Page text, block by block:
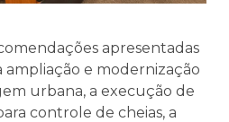
apresentadas
ampliação e modernização
urbana, a execução de
controle de cheias, a